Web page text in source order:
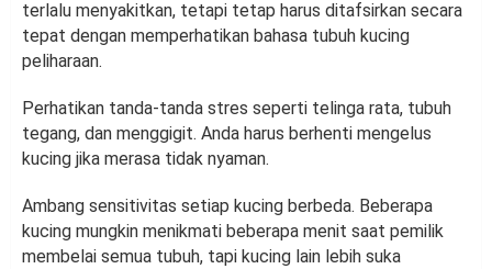
terlalu menyakitkan, tetapi tetap harus ditafsirkan secara
tepat dengan memperhatikan bahasa tubuh kucing
peliharaan.
Perhatikan tanda-tanda stres seperti telinga rata, tubuh
tegang, dan menggigit. Anda harus berhenti mengelus
kucing jika merasa tidak nyaman.
Ambang sensitivitas setiap kucing berbeda. Beberapa
kucing mungkin menikmati beberapa menit saat pemilik
membelai semua tubuh, tapi kucing lain lebih suka